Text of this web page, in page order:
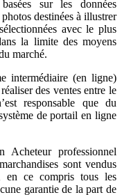
sur les données
destinées à illustrer
avec le plus
la limite des moyens
marché.
intermédiaire (en ligne)
des ventes entre le
responsable que du
de portail en ligne
professionnel
sont vendus
en ce compris tous les
garantie de la part de